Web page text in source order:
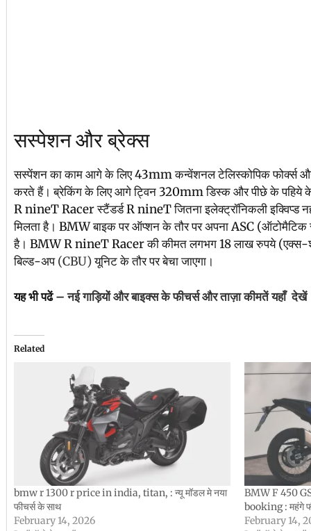
सस्पेशन और ब्रेक्स
सस्पेंशन का काम आगे के लिए 43mm कन्वेंशनल टेलिस्कोपिक फोर्क्स
करते हैं। ब्रेकिंग के लिए आगे ट्विन 320mm डिस्क और पीछे के पहिये
R nineT Racer स्टैंडर्ड R nineT जितना इलेक्ट्रॉनिकली इक्विप्ड
मिलता है। BMW बाइक पर ऑप्शन के तौर पर अपना ASC (ऑटोमैटिक
है। BMW R nineT Racer की कीमत लगभग 18 लाख रुपये (एक्स-
बिल्ड-अप(CBU)यूनिट के तौर पर बेचा जाएगा।
यह भी पढें –नई गाड़ियों और बाइक्स के फीचर्स और ताज़ा कीमतें यहाँ देखें
Related
bmw r 1300 r price in india, titan, : न्यू मॉडल मे नया
फीचर्स के साथ
February 14, 2026
BMW F 450
booking : महंगे
February 14,